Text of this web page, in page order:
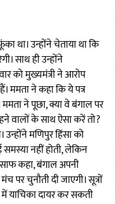
था। उन्होंने चेताया था कि
साथ ही उन्होंने
को मुख्यमंत्री ने आरोप
ममता ने कहा कि ये पत्र
ने पूछा, क्या वे बंगाल पर
वालों के साथ ऐसा करें तो?
मणिपुर हिंसा को
नहीं होती, लेकिन
साफ कहा, बंगाल अपनी
चुनौती दी जाएगी। सूत्रों
में याचिका दायर कर सकती